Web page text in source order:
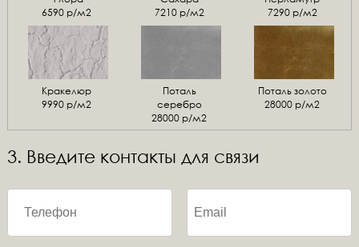
6590 р/м2
7210 р/м2
7290 р/м2
Кракелюр
9990 р/м2
Поталь
серебро
28000 р/м2
Поталь золото
28000 р/м2
3. Введите контакты для связи